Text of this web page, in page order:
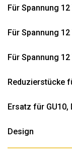
Für Spannung 12
Für Spannung 12
Für Spannung 12
Reduzierstücke
Ersatz für
Design